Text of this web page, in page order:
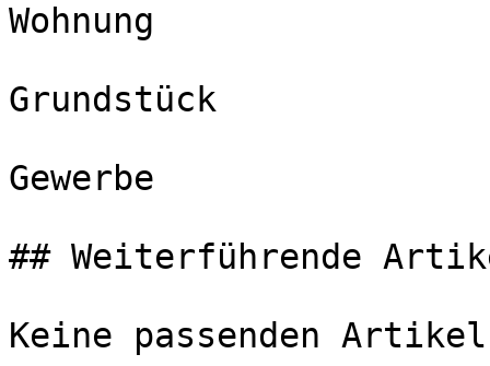
Wohnung
Grundstück
Gewerbe
## Weiterführende
Keine passenden